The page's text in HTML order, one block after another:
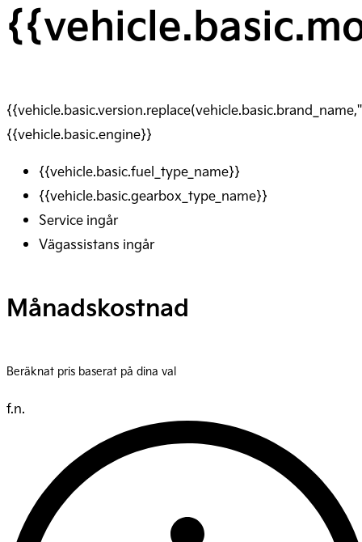
{{vehicle.basic.engine}}
{{vehicle.basic.fuel_type_name}}
{{vehicle.basic.gearbox_type_name}}
Service ingår
Vägassistans ingår
Månadskostnad
Beräknat pris baserat på dina val
f.n.